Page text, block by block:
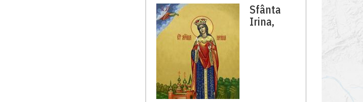
Sfânta
Irina,